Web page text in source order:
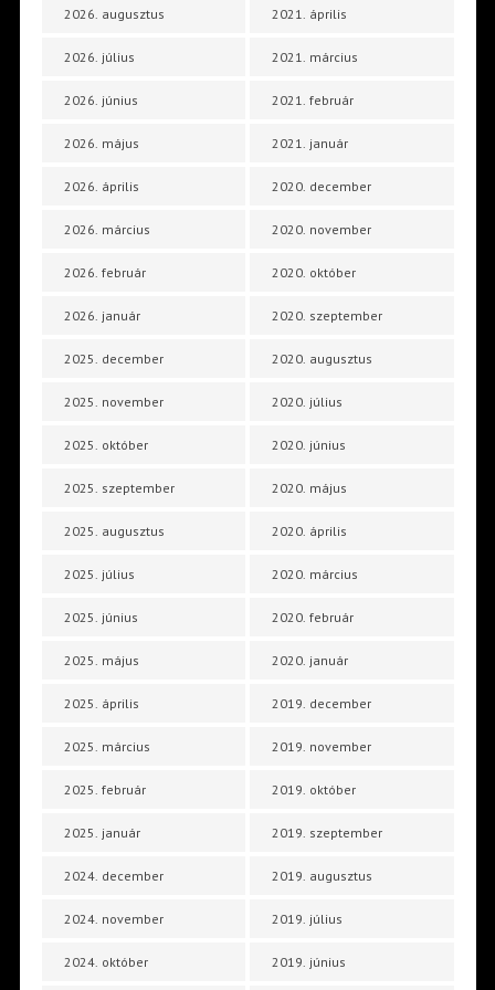
2026. augusztus
2026. július
2026. június
2026. május
2026. április
2026. március
2026. február
2026. január
2025. december
2025. november
2025. október
2025. szeptember
2025. augusztus
2025. július
2025. június
2025. május
2025. április
2025. március
2025. február
2025. január
2024. december
2024. november
2024. október
2021. április
2021. március
2021. február
2021. január
2020. december
2020. november
2020. október
2020. szeptember
2020. augusztus
2020. július
2020. június
2020. május
2020. április
2020. március
2020. február
2020. január
2019. december
2019. november
2019. október
2019. szeptember
2019. augusztus
2019. július
2019. június